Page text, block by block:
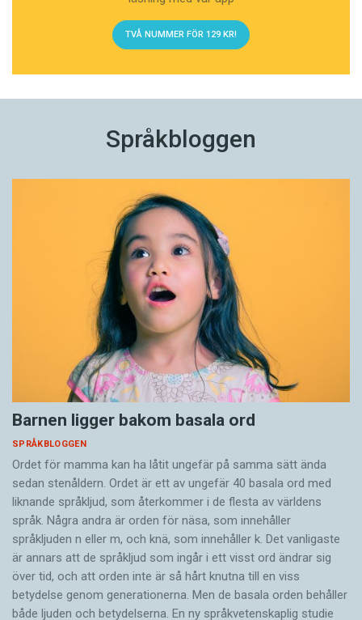
TVÅ NUMMER FÖR 129 KR!
Språkbloggen
Barnen ligger bakom basala ord
SPRÅKBLOGGEN
Ordet för mamma kan ha låtit ungefär på samma sätt ända
sedan stenåldern. Ordet är ett av ungefär 40 basala ord med
liknande språkljud, som återkommer i de flesta av världens
språk. Några andra är orden för näsa, som innehåller
språkljuden n eller m, och knä, som innehåller k. Det vanligaste
är annars att de språkljud som ingår i ett visst ord ändrar sig
över tid, och att orden inte är så hårt knutna till en viss
betydelse genom generationerna. Men de basala orden behåller
både ljuden och betydelserna. En ny språkvetenskaplig studie